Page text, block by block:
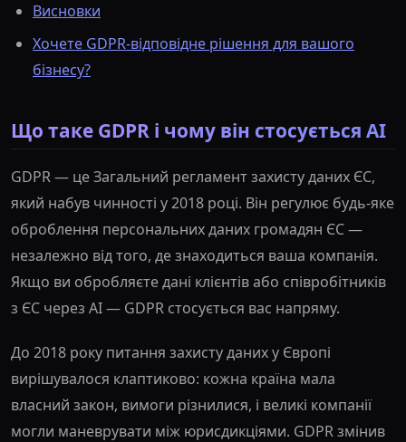
Висновки
Хочете GDPR-відповідне рішення для вашого
бізнесу?
Що таке GDPR і чому він стосується AI
GDPR — це Загальний регламент захисту даних ЄС,
який набув чинності у 2018 році. Він регулює будь-яке
оброблення персональних даних громадян ЄС —
незалежно від того, де знаходиться ваша компанія.
Якщо ви обробляєте дані клієнтів або співробітників
з ЄС через AI — GDPR стосується вас напряму.
До 2018 року питання захисту даних у Європі
вирішувалося клаптиково: кожна країна мала
власний закон, вимоги різнилися, і великі компанії
могли маневрувати між юрисдикціями. GDPR змінив